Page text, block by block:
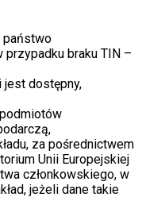
państwo
przypadku braku TIN –
jest dostępny,
za pośrednictwem
Unii Europejskiej
członkowskiego, w
jeżeli dane takie